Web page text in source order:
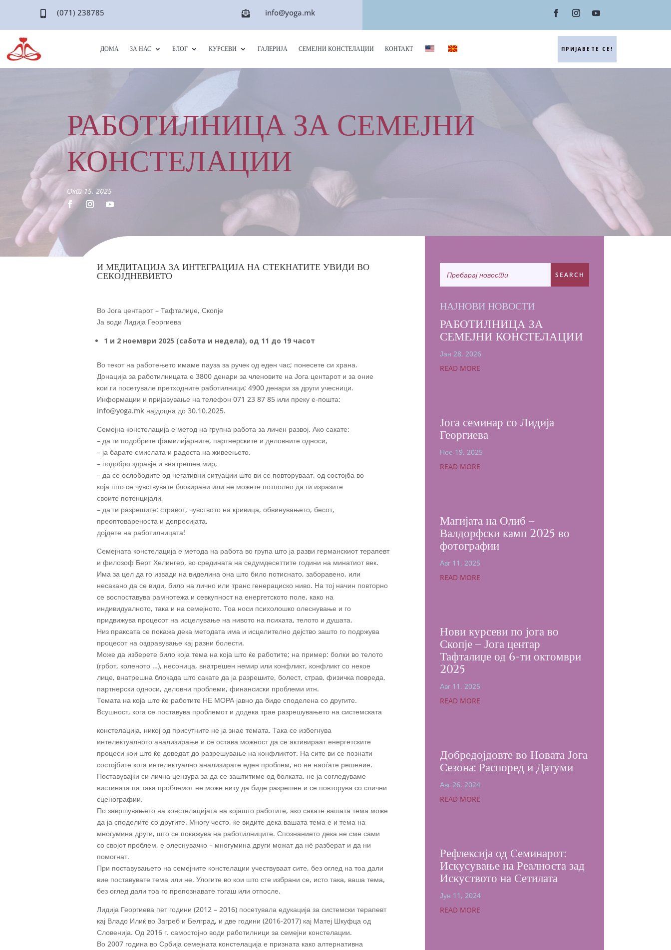
(071) 238785  info@yoga.mk
ДОМА ЗА НАС БЛОГ КУРСЕВИ ГАЛЕРИЈА СЕМЕЈНИ КОНСТЕЛАЦИИ КОНТАКТ ПРИЈАВЕТЕ СЕ!
РАБОТИЛНИЦА ЗА СЕМЕЈНИ
КОНСТЕЛАЦИИ
Окт 15, 2025
И МЕДИТАЦИЈА ЗА ИНТЕГРАЦИЈА НА СТЕКНАТИТЕ УВИДИ ВО
СЕКОЈДНЕВИЕТО
Во Јога центарот – Тафталиџе, Скопје
Ја води Лидија Георгиева
1 и 2 ноември 2025 (сабота и недела), од 11 до 19 часот
Во текот на работењето имаме пауза за ручек од еден час; понесете си храна.
Донација за работилницата е 3800 денари за членовите на Јога центарот и за оние
кои ги посетувале претходните работилници; 4900 денари за други учесници.
Информации и пријавување на телефон 071 23 87 85 или преку е-пошта:
info@yoga.mk најдоцна до 30.10.2025.
Семејна констелација е метод на групна работа за личен развој. Ако сакате:
– да ги подобрите фамилијарните, партнерските и деловните односи,
– ја барате смислата и радоста на живеењето,
– подобро здравје и внатрешен мир,
– да се ослободите од негативни ситуации што ви се повторуваат, од состојба во
која што се чувствувате блокирани или не можете потполно да ги изразите
своите потенцијали,
– да ги разрешите: стравот, чувството на кривица, обвинувањето, бесот,
преоптовареноста и депресијата,
дојдете на работилницата!
Семејната констелација е метода на работа во група што ја разви германскиот терапевт
и филозоф Берт Хелингер, во средината на седумдесеттите години на минатиот век.
Има за цел да го извади на виделина она што било потиснато, заборавено, или
несакано да се види, било на лично или транс генерациско ниво. На тој начин повторно
се воспоставува рамнотежа и севкупност на енергетското поле, како на
индивидуалното, така и на семејното. Тоа носи психолошко олеснување и го
придвижува процесот на исцелување на нивото на психата, телото и душата.
Низ праксата се покажа дека методата има и исцелително дејство зашто го подржува
процесот на оздравување кај разни болести.
Може да изберете било која тема на која што ќе работите; на пример: болки во телото
(грбот, коленото …), несоница, внатрешен немир или конфликт, конфликт со некое
лице, внатрешна блокада што сакате да ја разрешите, болест, страв, физичка повреда,
партнерски односи, деловни проблеми, финансиски проблеми итн.
Темата на која што ќе работите НЕ МОРА јавно да биде споделена со другите.
Всушност, кога се поставува проблемот и додека трае разрешувањето на системската
констелација, никој од присутните не ја знае темата. Така се избегнува
интелектуалното анализирање и се остава можност да се активираат енергетските
процеси кои што ќе доведат до разрешување на конфликтот. На сите ви се познати
состојбите кога интелектуално анализирате еден проблем, но не наоѓате решение.
Поставувајќи си лична цензура за да се заштитиме од болката, не ја согледуваме
вистината па така проблемот не може ниту да биде разрешен и се повторува со слични
сценографии.
По завршувањето на констелацијата на којашто работите, ако сакате вашата тема може
да ја споделите со другите. Многу често, ќе видите дека вашата тема е и тема на
многумина други, што се покажува на работилниците. Спознанието дека не сме сами
со својот проблем, е олеснувачко – многумина други можат да нѐ разберат и да ни
помогнат.
При поставувањето на семејните констелации учествуваат сите, без оглед на тоа дали
вие поставувате тема или не. Улогите во кои што сте избрани се, исто така, ваша тема,
без оглед дали тоа го препознавате тогаш или отпосле.
Лидија Георгиева пет години (2012 – 2016) посетувала едукација за системски терапевт
кај Владо Илиќ во Загреб и Белград, и две години (2016-2017) кај Матеј Шкуфца од
Словенија. Од 2016 г. самостојно води работилници за семејни констелации.
Во 2007 година во Србија семејната констелација е призната како алтернативна
НАЈНОВИ НОВОСТИ
РАБОТИЛНИЦА ЗА
СЕМЕЈНИ КОНСТЕЛАЦИИ
Јан 28, 2026
READ MORE
Јога семинар со Лидија
Георгиева
Ное 19, 2025
READ MORE
Магијата на Олиб –
Валдорфски камп 2025 во
фотографии
Авг 11, 2025
READ MORE
Нови курсеви по јога во
Скопје – Јога центар
Тафталиџе од 6-ти октомври
2025
Авг 11, 2025
READ MORE
Добредојдовте во Новата Јога
Сезона: Распоред и Датуми
Авг 26, 2024
READ MORE
Рефлексија од Семинарот:
Искусување на Реалноста зад
Искуството на Сетилата
Јун 11, 2024
READ MORE